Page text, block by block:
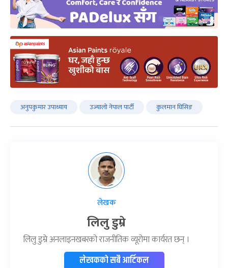
अनुपकुमार उपाध्याय उज्यालो नेपाल पार्टी कुलमान घिसिङ
लेखक
लिलु डुम्रे
लिलु डुम्रे अनलाइनखबरको राजनीतिक व्यूरोमा कार्यरत छन् ।
लेखकको सबै आर्टिकल